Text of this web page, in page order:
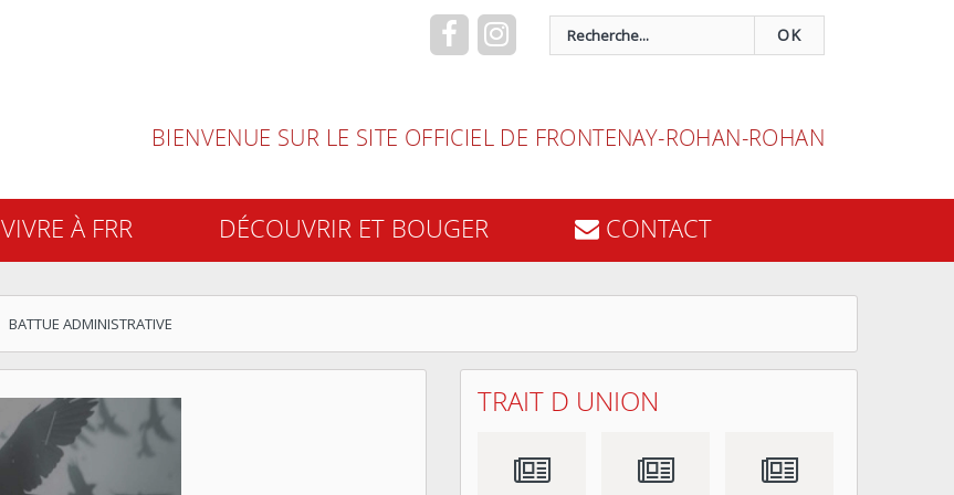
OK
BIENVENUE SUR LE SITE OFFICIEL DE FRONTENAY-ROHAN-ROHAN
VIVRE À FRR DÉCOUVRIR ET BOUGER CONTACT
BATTUE ADMINISTRATIVE
TRAIT D UNION